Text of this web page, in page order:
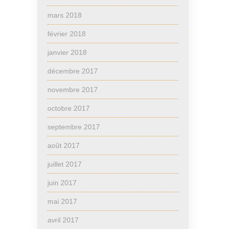
mars 2018
février 2018
janvier 2018
décembre 2017
novembre 2017
octobre 2017
septembre 2017
août 2017
juillet 2017
juin 2017
mai 2017
avril 2017